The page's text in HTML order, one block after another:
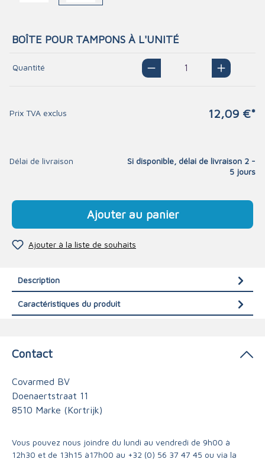
BOÎTE POUR TAMPONS À L'UNITÉ
Quantité
Prix TVA exclus 12,09 €*
Délai de livraison
Si disponible, délai de livraison 2 -
5 jours
Ajouter au panier
Ajouter à la liste de souhaits
Description
Caractéristiques du produit
Contact
Covarmed BV
Doenaertstraat 11
8510 Marke (Kortrijk)
Vous pouvez nous joindre du lundi au vendredi de 9h00 à
12h30 et de 13h15 à17h00 au +32 (0) 56 37 47 45 ou via la